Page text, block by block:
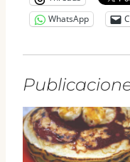
WhatsApp